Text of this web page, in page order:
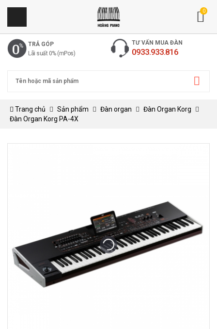
0
TRẢ GÓP
Lãi suất 0% (mPos)
TƯ VẤN MUA ĐÀN
0933.933.816
Trang chủ Sản phẩm Đàn organ
Đàn Organ Korg
Đàn Organ Korg PA-4X